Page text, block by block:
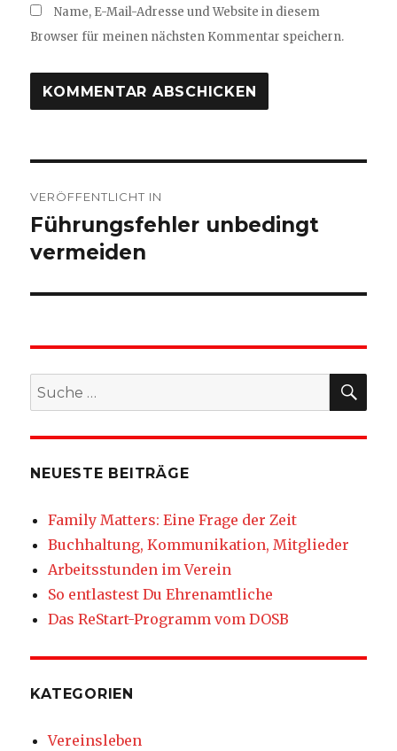
Name, E-Mail-Adresse und Website in diesem
Browser für meinen nächsten Kommentar speichern.
VERÖFFENTLICHT IN
Führungsfehler unbedingt
vermeiden
Suche
nach:
NEUESTE BEITRÄGE
Family Matters: Eine Frage der Zeit
Buchhaltung, Kommunikation, Mitglieder
Arbeitsstunden im Verein
So entlastest Du Ehrenamtliche
Das ReStart-Programm vom DOSB
KATEGORIEN
Vereinsleben